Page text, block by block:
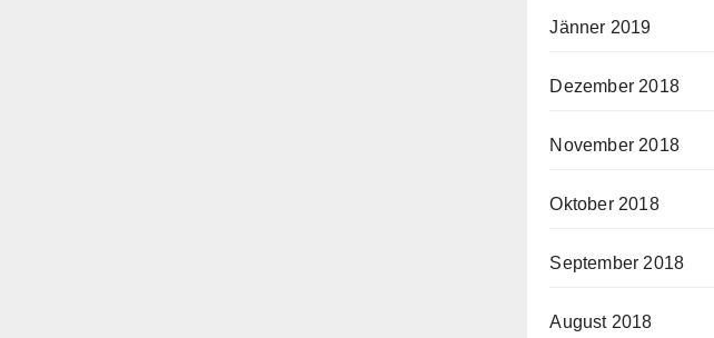
Jänner 2019
Dezember 2018
November 2018
Oktober 2018
September 2018
August 2018